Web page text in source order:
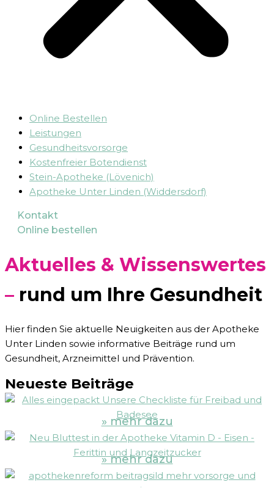
Online Bestellen
Leistungen
Gesundheitsvorsorge
Kostenfreier Botendienst
Stein-Apotheke (Lövenich)
Apotheke Unter Linden (Widdersdorf)
Kontakt
Online bestellen
Aktuelles & Wissenswertes
– rund um Ihre Gesundheit
Hier finden Sie aktuelle Neuigkeiten aus der Apotheke
Unter Linden sowie informative Beiträge rund um
Gesundheit, Arzneimittel und Prävention.
Neueste Beiträge
» mehr dazu
» mehr dazu